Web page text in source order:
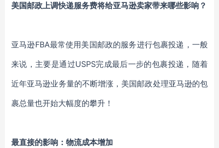
美国邮政上调快递服务费将给亚马逊卖家带来哪些影响？
亚马逊FBA最常使用美国邮政的服务进行包裹投递，一般
来说，主要是通过USPS完成最后一步的包裹投递，随着
近年亚马逊业务量的不断增涨，美国邮政处理亚马逊的包
裹总量也开始大幅度的攀升！
最直接的影响：物流成本增加